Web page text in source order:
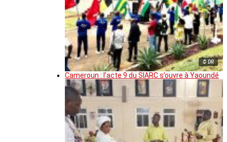
© DR
Cameroun : l’acte 9 du SIARC s’ouvre à Yaoundé